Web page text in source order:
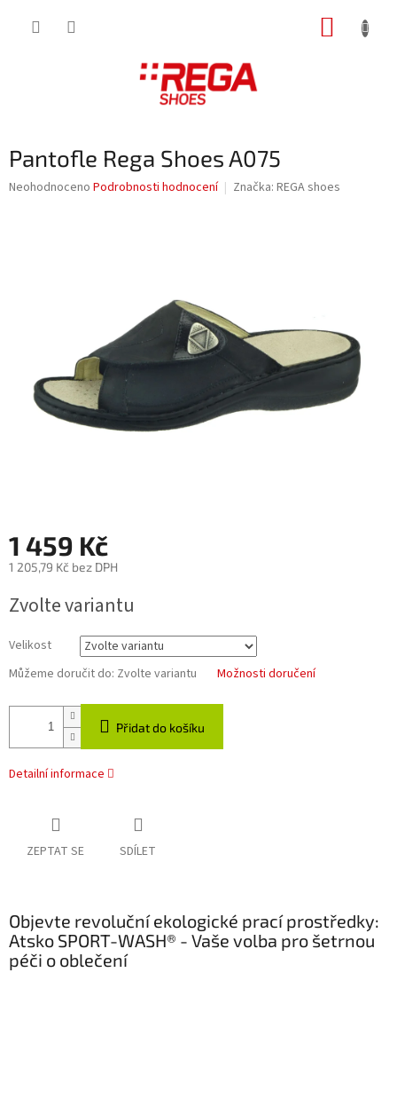
Pantofle Rega Shoes A075
Průměrné
Neohodnoceno Podrobnosti hodnocení Značka: REGA shoes
1 459 Kč
1 205,79 Kč bez DPH
cena:
Zvolte variantu
Velikost
Můžeme doručit do: Zvolte variantu Možnosti doručení
Přidat do košíku
Detailní informace
ZEPTAT SE SDÍLET
Objevte revoluční ekologické prací prostředky:
Atsko SPORT-WASH® - Vaše volba pro šetrnou
péči o oblečení